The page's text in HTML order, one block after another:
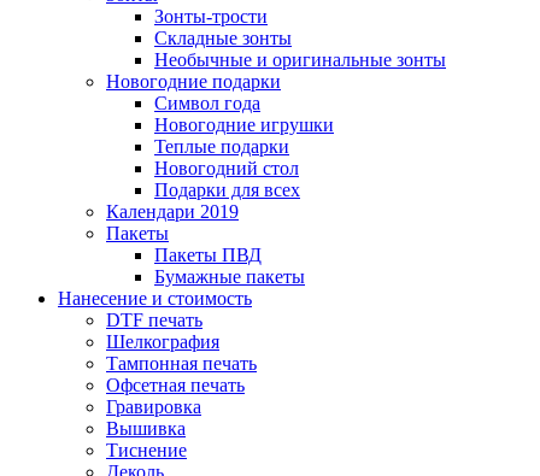
Зонты-трости
Складные зонты
Необычные и оригинальные зонты
Новогодние подарки
Символ года
Новогодние игрушки
Теплые подарки
Новогодний стол
Подарки для всех
Календари 2019
Пакеты
Пакеты ПВД
Бумажные пакеты
Нанесение и стоимость
DTF печать
Шелкография
Тампонная печать
Офсетная печать
Гравировка
Вышивка
Тиснение
Деколь